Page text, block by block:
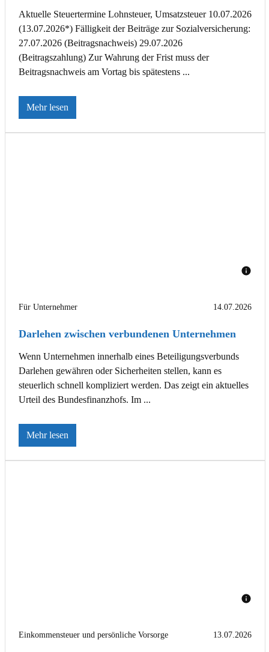
Aktuelle Steuertermine Lohnsteuer, Umsatzsteuer 10.07.2026
(13.07.2026*) Fälligkeit der Beiträge zur Sozialversicherung:
27.07.2026 (Beitragsnachweis) 29.07.2026
(Beitragszahlung) Zur Wahrung der Frist muss der
Beitragsnachweis am Vortag bis spätestens ...
Mehr lesen
Für Unternehmer 14.07.2026
Darlehen zwischen verbundenen Unternehmen
Wenn Unternehmen innerhalb eines Beteiligungsverbunds
Darlehen gewähren oder Sicherheiten stellen, kann es
steuerlich schnell kompliziert werden. Das zeigt ein aktuelles
Urteil des Bundesfinanzhofs. Im ...
Mehr lesen
Einkommensteuer und persönliche Vorsorge 13.07.2026